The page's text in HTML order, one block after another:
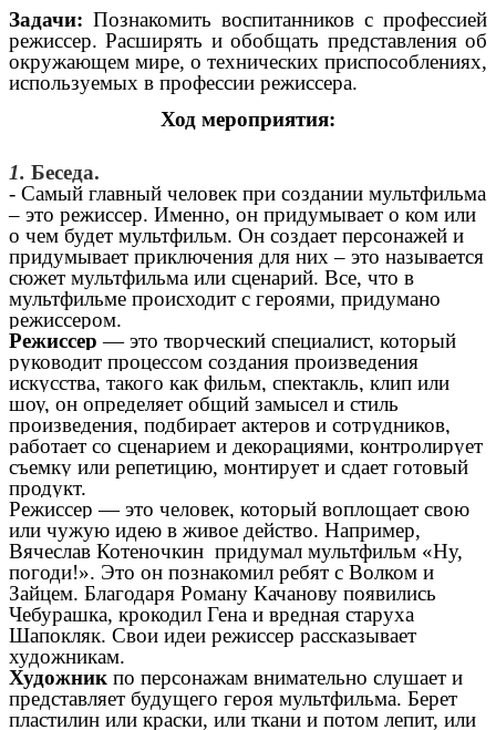
Задачи: Познакомить воспитанников с профессией
режиссер. Расширять и обобщать представления об
окружающем мире, о технических приспособлениях,
используемых в профессии режиссера.
Ход мероприятия:
1. Беседа.
- Самый главный человек при создании мультфильма
– это режиссер. Именно, он придумывает о ком или
о чем будет мультфильм. Он создает персонажей и
придумывает приключения для них – это называется
сюжет мультфильма или сценарий. Все, что в
мультфильме происходит с героями, придумано
режиссером.
Режиссер — это творческий специалист, который
руководит процессом создания произведения
искусства, такого как фильм, спектакль, клип или
шоу, он определяет общий замысел и стиль
произведения, подбирает актеров и сотрудников,
работает со сценарием и декорациями, контролирует
съемку или репетицию, монтирует и сдает готовый
продукт.
Режиссер — это человек, который воплощает свою
или чужую идею в живое действо. Например,
Вячеслав Котеночкин придумал мультфильм «Ну,
погоди!». Это он познакомил ребят с Волком и
Зайцем. Благодаря Роману Качанову появились
Чебурашка, крокодил Гена и вредная старуха
Шапокляк. Свои идеи режиссер рассказывает
художникам.
Художник по персонажам внимательно слушает и
представляет будущего героя мультфильма. Берет
пластилин или краски, или ткани и потом лепит, или